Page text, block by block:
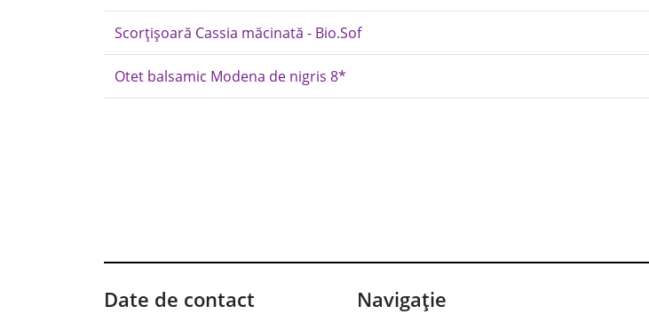
Scorțișoară Cassia măcinată - Bio.Sof
Otet balsamic Modena de nigris 8*
Date de contact Navigație